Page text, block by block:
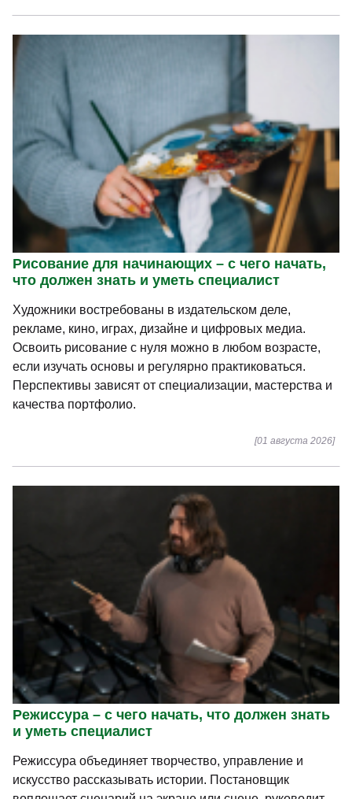
Рисование для начинающих – с чего начать,
что должен знать и уметь специалист
Художники востребованы в издательском деле,
рекламе, кино, играх, дизайне и цифровых медиа.
Освоить рисование с нуля можно в любом возрасте,
если изучать основы и регулярно практиковаться.
Перспективы зависят от специализации, мастерства и
качества портфолио.
[01 августа 2026]
Режиссура – с чего начать, что должен знать
и уметь специалист
Режиссура объединяет творчество, управление и
искусство рассказывать истории. Постановщик